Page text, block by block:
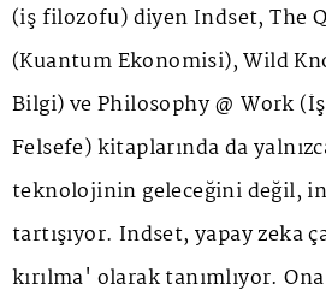
(iş filozofu) diyen Indset, The
(Kuantum Ekonomisi), Wild
Bilgi) ve Philosophy @ Work
Felsefe) kitaplarında da
teknolojinin geleceğini değil,
tartışıyor. Indset, yapay zeka
kırılma' olarak tanımlıyor.